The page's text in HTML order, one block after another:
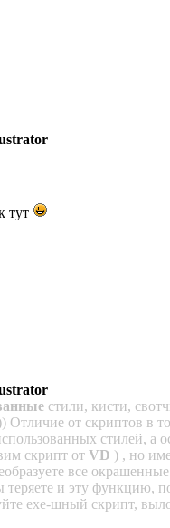
тут
стили, кисти,
Отличие от скриптов в
стилей, а
скрипт от VD ) , но
все
и эту функцию,
exe-шный скрипт,